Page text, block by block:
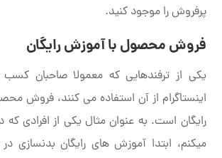
پرفروش را موجود کنید.
فروش محصول با آموزش رایگان
یکی از ترفندهایی که معمولا صاحبان کسب
اینستاگرام از آن استفاده می کنند، فروش
رایگان است. به عنوان مثال یکی از افرادی که
میکنم، ابتدا آموزش های رایگان بدنسازی